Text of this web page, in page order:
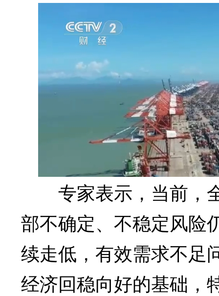
专家表示，当前，
部不确定、不稳定风险
续走低，有效需求不足
经济回稳向好的基础，